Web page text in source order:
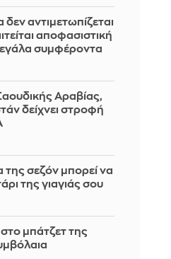
δεν αντιμετωπίζεται
αποφασιστική
συμφέροντα
Αραβίας,
δείχνει στροφή
σεζόν μπορεί να
της γιαγιάς σου
μπάτζετ της